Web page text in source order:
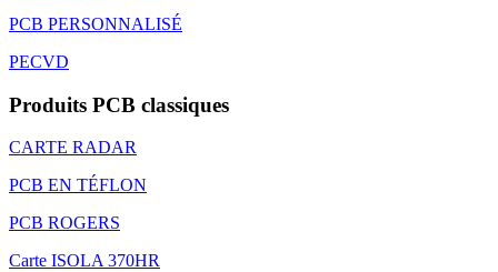
PCB PERSONNALISÉ
PECVD
Produits PCB classiques
CARTE RADAR
PCB EN TÉFLON
PCB ROGERS
Carte ISOLA 370HR